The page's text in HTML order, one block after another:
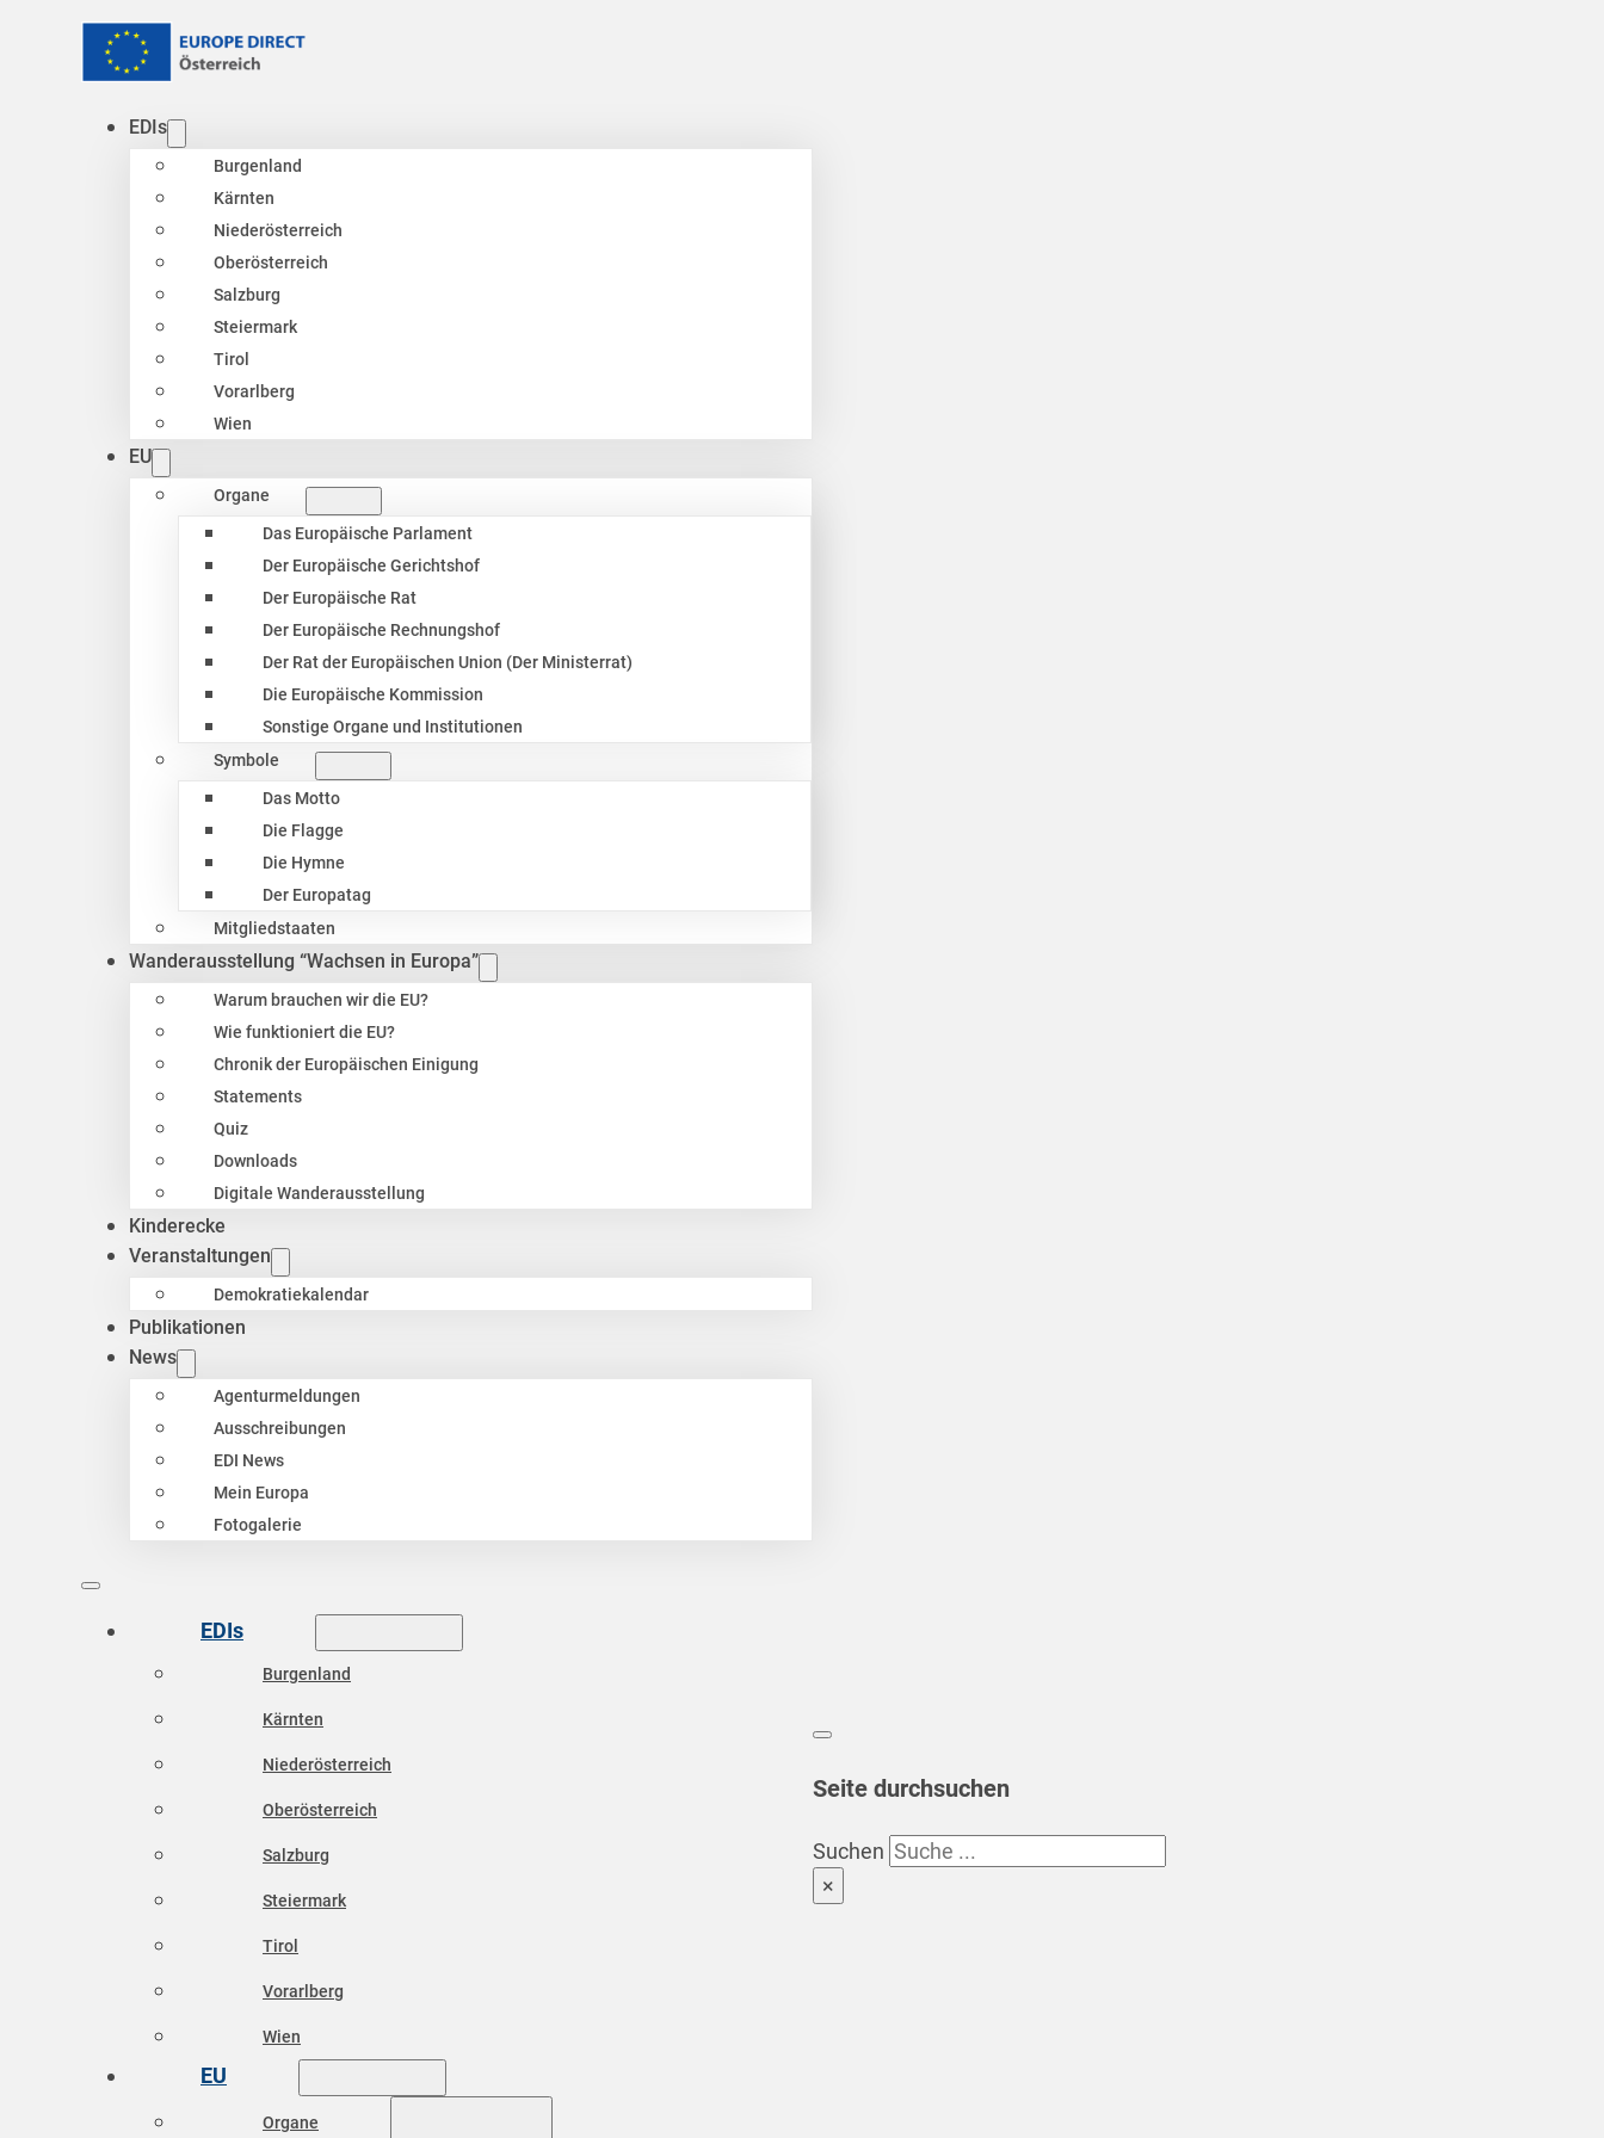
EDIs
Burgenland
Kärnten
Niederösterreich
Oberösterreich
Salzburg
Steiermark
Tirol
Vorarlberg
Wien
EU
Organe
Das Europäische Parlament
Der Europäische Gerichtshof
Der Europäische Rat
Der Europäische Rechnungshof
Der Rat der Europäischen Union (Der Ministerrat)
Die Europäische Kommission
Sonstige Organe und Institutionen
Symbole
Das Motto
Die Flagge
Die Hymne
Der Europatag
Mitgliedstaaten
Wanderausstellung “Wachsen in Europa”
Warum brauchen wir die EU?
Wie funktioniert die EU?
Chronik der Europäischen Einigung
Statements
Quiz
Downloads
Digitale Wanderausstellung
Kinderecke
Veranstaltungen
Demokratiekalendar
Publikationen
News
Agenturmeldungen
Ausschreibungen
EDI News
Mein Europa
Fotogalerie
EDIs
Burgenland
Kärnten
Niederösterreich
Oberösterreich
Salzburg
Steiermark
Tirol
Vorarlberg
Wien
EU
Organe
Seite durchsuchen
Suchen
×